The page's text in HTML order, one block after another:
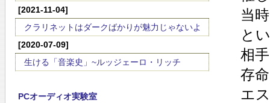
[2021-11-04]
クラリネットはダークばかりが魅力じゃないよ
[2020-07-09]
生ける「音楽史」~ルッジェーロ・リッチ
PCオーディオ実験室
当
と
相
存
エ